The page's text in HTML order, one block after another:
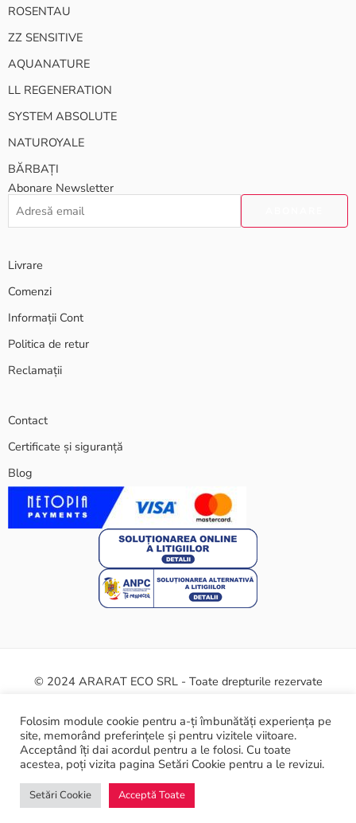
ROSENTAU
ZZ SENSITIVE
AQUANATURE
LL REGENERATION
SYSTEM ABSOLUTE
NATUROYALE
BĂRBAȚI
Abonare Newsletter
Livrare
Comenzi
Informații Cont
Politica de retur
Reclamații
Contact
Certificate și siguranță
Blog
© 2024 ARARAT ECO SRL - Toate drepturile rezervate
Termeni și condiții Politica cookie Certificate și siguranță
ANPC
Folosim module cookie pentru a-ți îmbunătăți experiența pe
site, memorând preferințele și pentru vizitele viitoare.
Acceptând îți dai acordul pentru a le folosi. Cu toate
acestea, poți vizita pagina Setări Cookie pentru a le revizui.
Setări Cookie Acceptă Toate